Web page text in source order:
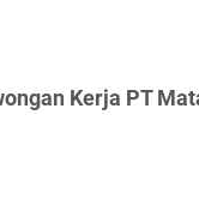
Kerja PT